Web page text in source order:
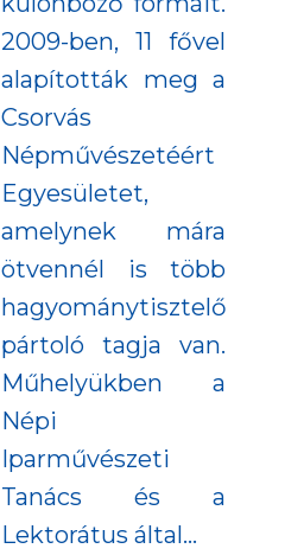
2009-ben, 11 fővel
alapították meg a
Csorvás
Népművészetéért
Egyesületet,
amelynek mára
ötvennél is több
hagyománytisztelő
pártoló tagja van.
Műhelyükben a
Népi
Iparművészeti
Tanács és a
Lektorátus által...